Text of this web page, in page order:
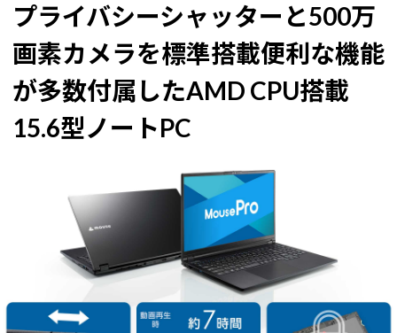
プライバシーシャッターと500万
画素カメラを標準搭載便利な機能
が多数付属したAMD CPU搭載
15.6型ノートPC